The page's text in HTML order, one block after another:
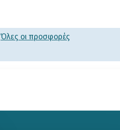
Όλες οι προσφορές